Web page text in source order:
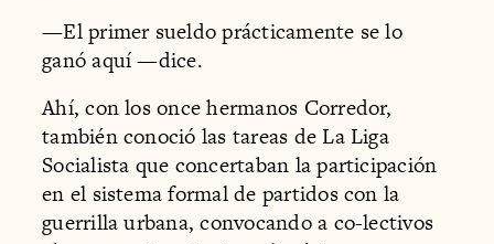
—El primer sueldo prácticamente se lo
ganó aquí —dice.
Ahí, con los once hermanos Corredor,
también conoció las tareas de La Liga
Socialista que concertaban la participación
en el sistema formal de partidos con la
guerrilla urbana, convocando a co-lectivos